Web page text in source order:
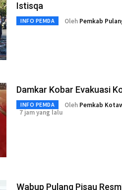
Istisqa
INFO PEMDA Oleh Pemkab
Damkar Kobar Evakuasi
INFO PEMDA Oleh Pemkab
7 jam yang lalu
Wabup Pulang Pisau